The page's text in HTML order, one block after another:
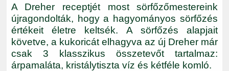
A Dreher receptjét most sörfőzőmestereink
újragondolták, hogy a hagyományos sörfőzés
értékeit életre keltsék. A sörfőzés alapjait
követve, a kukoricát elhagyva az új Dreher már
csak 3 klasszikus összetevőt tartalmaz:
árpamaláta, kristálytiszta víz és kétféle komló.